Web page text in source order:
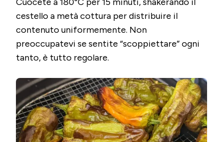
cestello a metà cottura per distribuire il
contenuto uniformemente. Non
preoccupatevi se sentite “scoppiettare” ogni
tanto, è tutto regolare.